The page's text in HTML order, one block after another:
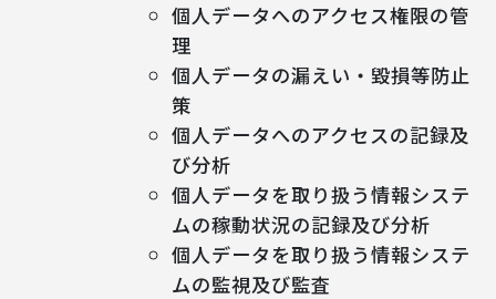
個人データへのアクセス権限の管
理
個人データの漏えい・毀損等防止
策
個人データへのアクセスの記録及
び分析
個人データを取り扱う情報システ
ムの稼動状況の記録及び分析
個人データを取り扱う情報システ
ムの監視及び監査